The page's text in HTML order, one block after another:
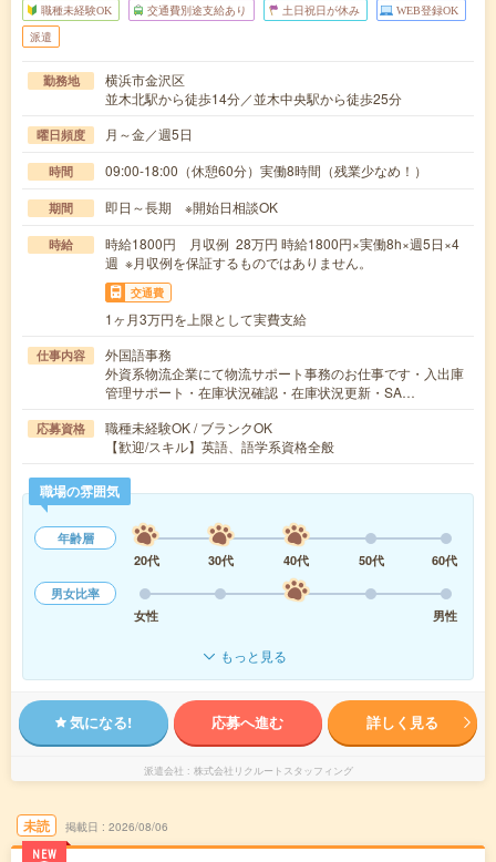
職種未経験OK 交通費別途支給あり 土日祝日が休み WEB登録OK
派遣
勤務地
横浜市金沢区
並木北駅から徒歩14分／並木中央駅から徒歩25分
曜日頻度 月～金／週5日
時間 09:00-18:00（休憩60分）実働8時間（残業少なめ！）
期間 即日～長期 ※開始日相談OK
時給
時給1800円 月収例 28万円 時給1800円×実働8h×週5日×4
週 ※月収例を保証するものではありません。
交通費
1ヶ月3万円を上限として実費支給
仕事内容
外国語事務
外資系物流企業にて物流サポート事務のお仕事です・入出庫
管理サポート・在庫状況確認・在庫状況更新・SA…
応募資格
職種未経験OK / ブランクOK
【歓迎/スキル】英語、語学系資格全般
職場の雰囲気
年齢層
20代
30代 40代 50代
60代
男女比率
女性
男性
もっと見る
気になる! 応募へ進む 詳しく見る
派遣会社 株式会社リクルートスタッフィング
未読
NEW
掲載日 2026/08/06